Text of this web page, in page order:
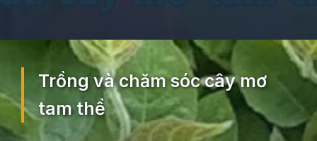
Đang mở https://ocopaz.vn/mo-tam-the-375
Trồng và chăm sóc cây mơ
tam thể